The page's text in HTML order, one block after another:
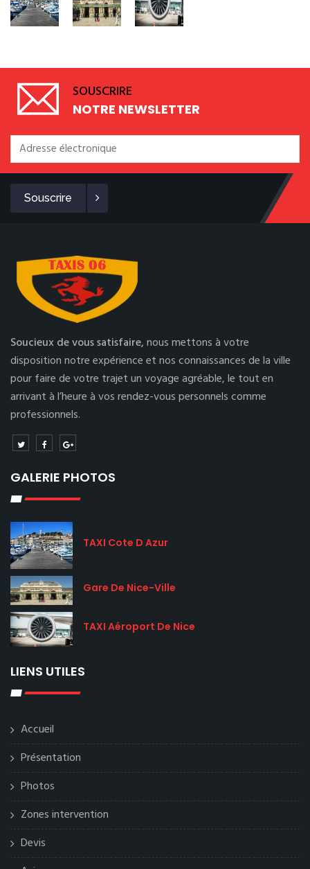
SOUSCRIRE
NOTRE NEWSLETTER
Souscrire
Soucieux de vous satisfaire,nous mettons à votre
disposition notre expérience et nos connaissances de la ville
pour faire de votre trajet un voyage agréable, le tout en
arrivant à l’heure à vos rendez-vous personnels comme
professionnels.
GALERIE PHOTOS
TAXI Cote D Azur
Gare De Nice-Ville
TAXI Aéroport De Nice
LIENS UTILES
Accueil
Présentation
Photos
Zones intervention
Devis